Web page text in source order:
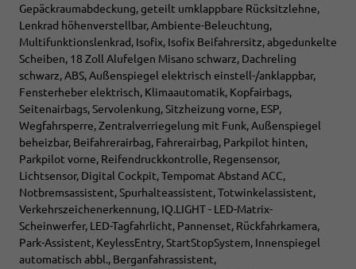
Gepäckraumabdeckung, geteilt umklappbare Rücksitzlehne,
Lenkrad höhenverstellbar, Ambiente-Beleuchtung,
Multifunktionslenkrad, Isofix, Isofix Beifahrersitz, abgedunkelte
Scheiben, 18 Zoll Alufelgen Misano schwarz, Dachreling
schwarz, ABS, Außenspiegel elektrisch einstell-/anklappbar,
Fensterheber elektrisch, Klimaautomatik, Kopfairbags,
Seitenairbags, Servolenkung, Sitzheizung vorne, ESP,
Wegfahrsperre, Zentralverriegelung mit Funk, Außenspiegel
beheizbar, Beifahrerairbag, Fahrerairbag, Parkpilot hinten,
Parkpilot vorne, Reifendruckkontrolle, Regensensor,
Lichtsensor, Digital Cockpit, Tempomat Abstand ACC,
Notbremsassistent, Spurhalteassistent, Totwinkelassistent,
Verkehrszeichenerkennung, IQ.LIGHT - LED-Matrix-
Scheinwerfer, LED-Tagfahrlicht, Pannenset, Rückfahrkamera,
Park-Assistent, KeylessEntry, StartStopSystem, Innenspiegel
automatisch abbl., Berganfahrassistent,